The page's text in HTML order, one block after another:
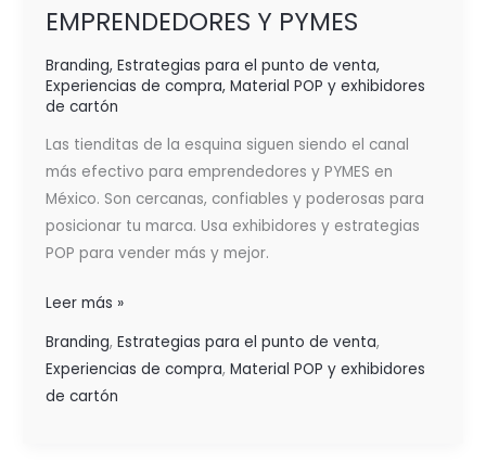
EMPRENDEDORES Y PYMES
Branding, Estrategias para el punto de venta,
Experiencias de compra, Material POP y exhibidores
de cartón
Las tienditas de la esquina siguen siendo el canal
más efectivo para emprendedores y PYMES en
México. Son cercanas, confiables y poderosas para
posicionar tu marca. Usa exhibidores y estrategias
POP para vender más y mejor.
Leer más »
Branding, Estrategias para el punto de venta,
Experiencias de compra, Material POP y exhibidores
de cartón